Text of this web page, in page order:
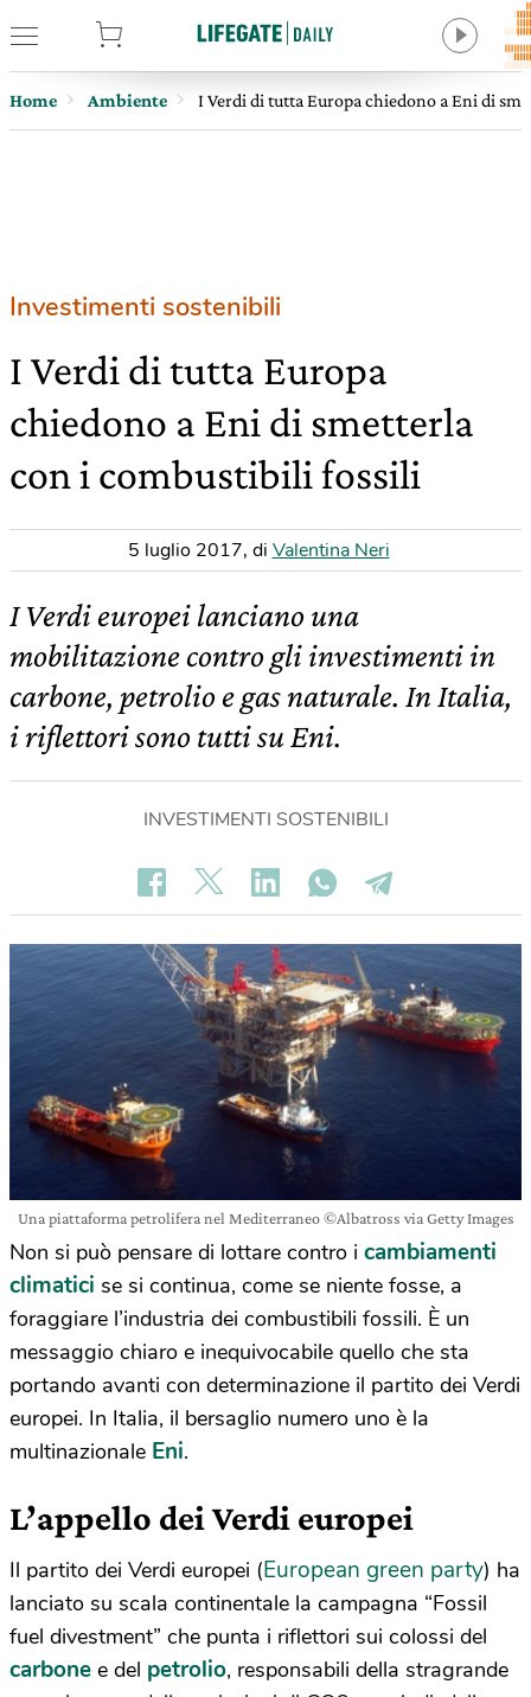
Home Ambiente I Verdi di tutta Europa chiedono a Eni di
Investimenti sostenibili
I Verdi di tutta Europa
chiedono a Eni di smetterla
con i combustibili fossili
5 luglio 2017, di Valentina Neri
I Verdi europei lanciano una
mobilitazione contro gli investimenti in
carbone, petrolio e gas naturale. In Italia,
i riflettori sono tutti su Eni.
INVESTIMENTI SOSTENIBILI
Una piattaforma petrolifera nel Mediterraneo ©Albatross via Getty Images
Non si può pensare di lottare contro i cambiamenti
climatici se si continua, come se niente fosse, a
foraggiare l’industria dei combustibili fossili. È un
messaggio chiaro e inequivocabile quello che sta
portando avanti con determinazione il partito dei Verdi
europei. In Italia, il bersaglio numero uno è la
multinazionale Eni.
L’appello dei Verdi europei
Il partito dei Verdi europei (European green party) ha
lanciato su scala continentale la campagna “Fossil
fuel divestment” che punta i riflettori sui colossi del
carbone e del petrolio, responsabili della stragrande